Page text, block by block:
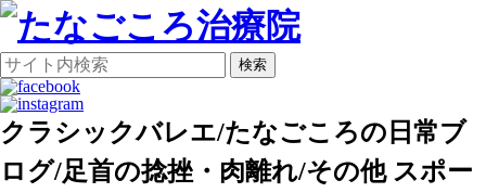
検索
クラシックバレエ/たなごころの日常ブ
ログ/足首の捻挫・肉離れ/その他 スポー